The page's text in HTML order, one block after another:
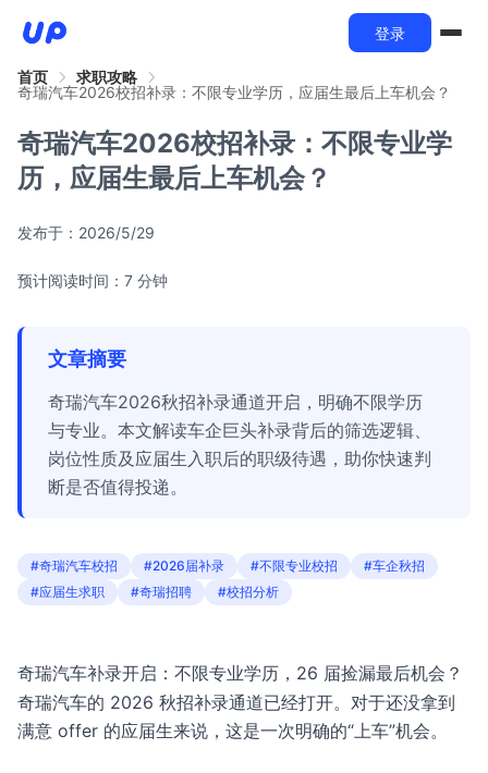
登录
首页
求职攻略
奇瑞汽车2026校招补录：不限专业学历，应届生最后上车机会？
奇瑞汽车2026校招补录：不限专业学
历，应届生最后上车机会？
发布于： 2026/5/29
预计阅读时间：7 分钟
文章摘要
奇瑞汽车2026秋招补录通道开启，明确不限学历
与专业。本文解读车企巨头补录背后的筛选逻辑、
岗位性质及应届生入职后的职级待遇，助你快速判
断是否值得投递。
#奇瑞汽车校招 #2026届补录 #不限专业校招
#车企秋招
#应届生求职
#奇瑞招聘 #校招分析
奇瑞汽车补录开启：不限专业学历，26 届捡漏最后机会？
奇瑞汽车的 2026 秋招补录通道已经打开。对于还没拿到
满意 offer 的应届生来说，这是一次明确的“上车”机会。